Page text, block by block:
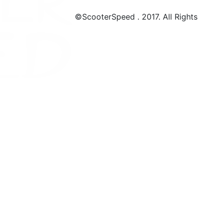
©ScooterSpeed . 2017. All Rights